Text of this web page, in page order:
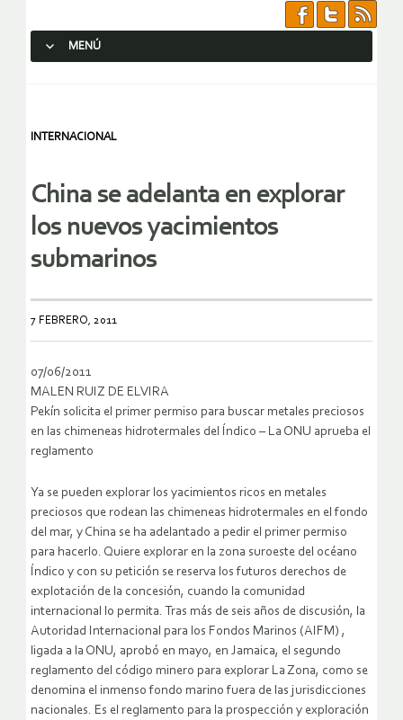
MENÚ
INTERNACIONAL
China se adelanta en explorar
los nuevos yacimientos
submarinos
7 FEBRERO, 2011
07/06/2011
MALEN RUIZ DE ELVIRA
Pekín solicita el primer permiso para buscar metales preciosos
en las chimeneas hidrotermales del Índico – La ONU aprueba el
reglamento
Ya se pueden explorar los yacimientos ricos en metales
preciosos que rodean las chimeneas hidrotermales en el fondo
del mar, y China se ha adelantado a pedir el primer permiso
para hacerlo. Quiere explorar en la zona suroeste del océano
Índico y con su petición se reserva los futuros derechos de
explotación de la concesión, cuando la comunidad
internacional lo permita. Tras más de seis años de discusión, la
Autoridad Internacional para los Fondos Marinos (AIFM) ,
ligada a la ONU, aprobó en mayo, en Jamaica, el segundo
reglamento del código minero para explorar La Zona, como se
denomina el inmenso fondo marino fuera de las jurisdicciones
nacionales. Es el reglamento para la prospección y exploración